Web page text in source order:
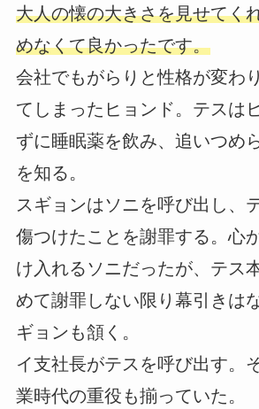
大人の懐の大きさを見せてく
めなくて良かったです。
会社でもがらりと性格が変わ
てしまったヒョンド。テスは
ずに睡眠薬を飲み、追いつめ
を知る。
スギョンはソニを呼び出し、
傷つけたことを謝罪する。心
け入れるソニだったが、テス
めて謝罪しない限り幕引きは
ギョンも頷く。
イ支社長がテスを呼び出す。
業時代の重役も揃っていた。